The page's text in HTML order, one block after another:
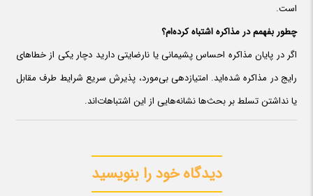
است.
چطور بفهمم در مذاکره اشتباه کرده‌ام؟
اگر در پایان مذاکره احساس پشیمانی یا نارضایتی دارید دچار یکی از خطاهای
رایج در مذاکره شده‌اید. امتیازدهی بی‌مورد، پذیرش سریع شرایط طرف مقابل
یا نداشتن تسلط بر بحث‌ها نشانه‌هایی از این اشتباهات‌اند.
دیدگاه خود را بنویسید